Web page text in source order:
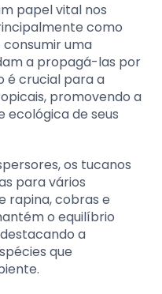
papel vital nos
como
consumir uma
a propagá-las por
é crucial para a
promovendo a
ecológica de seus
os tucanos
para vários
rapina, cobras e
o equilíbrio
a
que